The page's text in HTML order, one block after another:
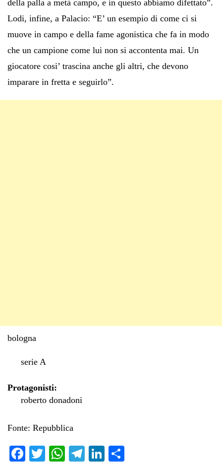
della palla a metà campo, e in questo abbiamo difettato”.
Lodi, infine, a Palacio: “E’ un esempio di come ci si
muove in campo e della fame agonistica che fa in modo
che un campione come lui non si accontenta mai. Un
giocatore cosi’ trascina anche gli altri, che devono
imparare in fretta e seguirlo”.
bologna
serie A
Protagonisti:
roberto donadoni
Fonte: Repubblica
Fa T
W
Te
Li